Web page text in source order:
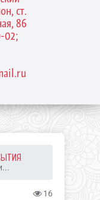
ст.
86
02;
16